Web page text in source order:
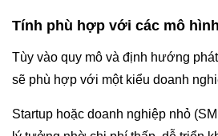
Tính phù hợp với các mô
Tùy vào quy mô và định hướng
sẽ phù hợp với một kiểu doanh
Startup hoặc doanh nghiệp nhỏ